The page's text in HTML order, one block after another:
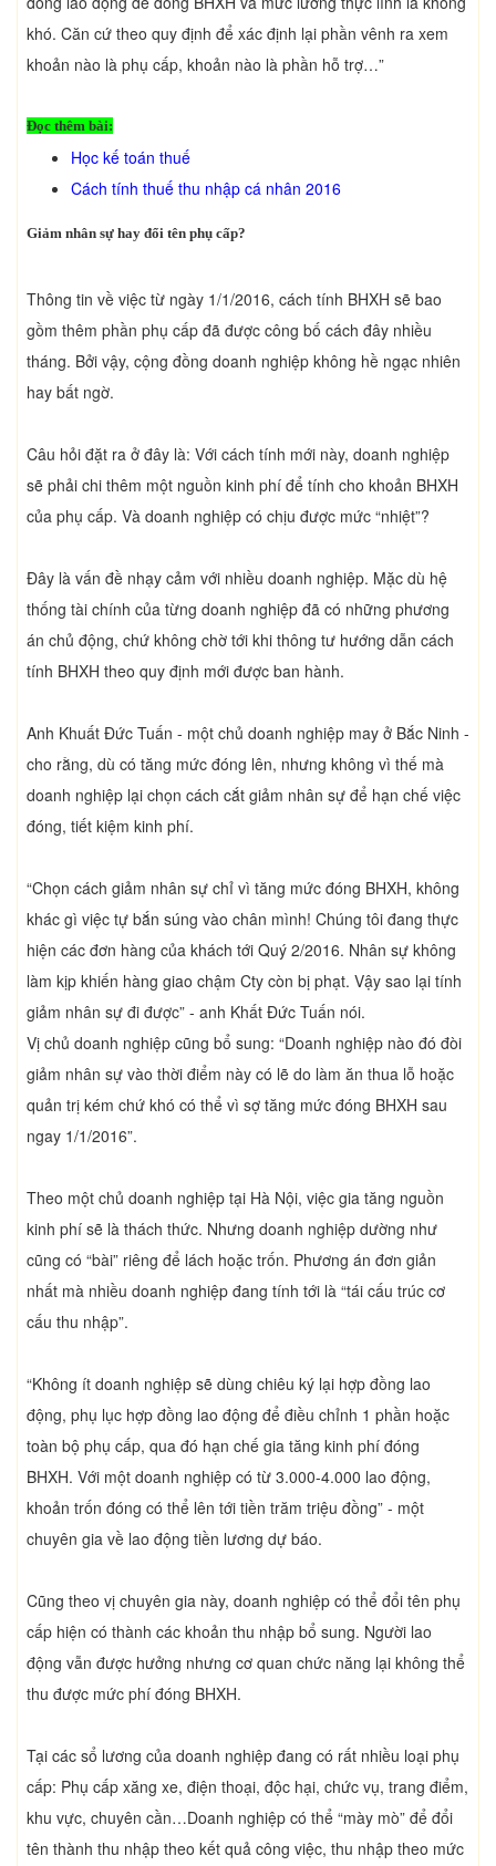
khó. Căn cứ theo quy định để xác định lại phần vênh ra xem
khoản nào là phụ cấp, khoản nào là phần hỗ trợ…”
Đọc thêm bài:
Học kế toán thuế
Cách tính thuế thu nhập cá nhân 2016
Giảm nhân sự hay đổi tên phụ cấp?
Thông tin về việc từ ngày 1/1/2016, cách tính BHXH sẽ bao
gồm thêm phần phụ cấp đã được công bố cách đây nhiều
tháng. Bởi vậy, cộng đồng doanh nghiệp không hề ngạc nhiên
hay bất ngờ.
Câu hỏi đặt ra ở đây là: Với cách tính mới này, doanh nghiệp
sẽ phải chi thêm một nguồn kinh phí để tính cho khoản BHXH
của phụ cấp. Và doanh nghiệp có chịu được mức “nhiệt”?
Đây là vấn đề nhạy cảm với nhiều doanh nghiệp. Mặc dù hệ
thống tài chính của từng doanh nghiệp đã có những phương
án chủ động, chứ không chờ tới khi thông tư hướng dẫn cách
tính BHXH theo quy định mới được ban hành.
Anh Khuất Đức Tuấn - một chủ doanh nghiệp may ở Bắc Ninh -
cho rằng, dù có tăng mức đóng lên, nhưng không vì thế mà
doanh nghiệp lại chọn cách cắt giảm nhân sự để hạn chế việc
đóng, tiết kiệm kinh phí.
“Chọn cách giảm nhân sự chỉ vì tăng mức đóng BHXH, không
khác gì việc tự bắn súng vào chân mình! Chúng tôi đang thực
hiện các đơn hàng của khách tới Quý 2/2016. Nhân sự không
làm kịp khiến hàng giao chậm Cty còn bị phạt. Vậy sao lại tính
giảm nhân sự đi được” - anh Khất Đức Tuấn nói.
Vị chủ doanh nghiệp cũng bổ sung: “Doanh nghiệp nào đó đòi
giảm nhân sự vào thời điểm này có lẽ do làm ăn thua lỗ hoặc
quản trị kém chứ khó có thể vì sợ tăng mức đóng BHXH sau
ngay 1/1/2016”.
Theo một chủ doanh nghiệp tại Hà Nội, việc gia tăng nguồn
kinh phí sẽ là thách thức. Nhưng doanh nghiệp dường như
cũng có “bài” riêng để lách hoặc trốn. Phương án đơn giản
nhất mà nhiều doanh nghiệp đang tính tới là “tái cấu trúc cơ
cấu thu nhập”.
“Không ít doanh nghiệp sẽ dùng chiêu ký lại hợp đồng lao
động, phụ lục hợp đồng lao động để điều chỉnh 1 phần hoặc
toàn bộ phụ cấp, qua đó hạn chế gia tăng kinh phí đóng
BHXH. Với một doanh nghiệp có từ 3.000-4.000 lao động,
khoản trốn đóng có thể lên tới tiền trăm triệu đồng” - một
chuyên gia về lao động tiền lương dự báo.
Cũng theo vị chuyên gia này, doanh nghiệp có thể đổi tên phụ
cấp hiện có thành các khoản thu nhập bổ sung. Người lao
động vẫn được hưởng nhưng cơ quan chức năng lại không thể
thu được mức phí đóng BHXH.
Tại các sổ lương của doanh nghiệp đang có rất nhiều loại phụ
cấp: Phụ cấp xăng xe, điện thoại, độc hại, chức vụ, trang điểm,
khu vực, chuyên cần…Doanh nghiệp có thể “mày mò” để đổi
tên thành thu nhập theo kết quả công việc, thu nhập theo mức